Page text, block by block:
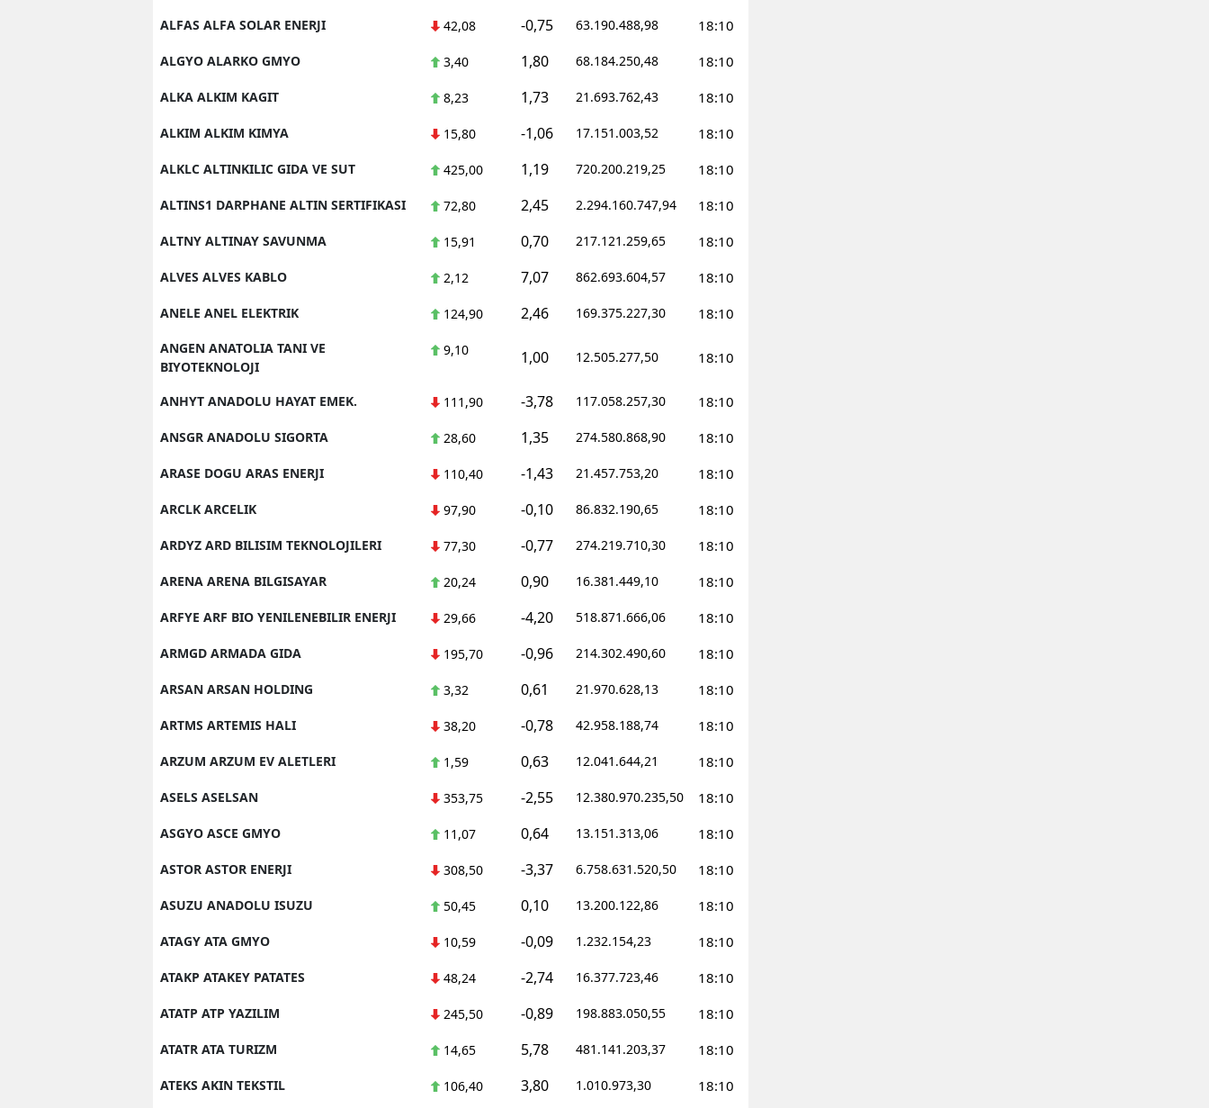
ALFAS ALFA SOLAR ENERJI 42,08 -0,75 63.190.488,98 18:10
ALGYO ALARKO GMYO 3,40 1,80 68.184.250,48 18:10
ALKA ALKIM KAGIT 8,23 1,73 21.693.762,43 18:10
ALKIM ALKIM KIMYA 15,80 -1,06 17.151.003,52 18:10
ALKLC ALTINKILIC GIDA VE SUT 425,00 1,19 720.200.219,25 18:10
ALTINS1 DARPHANE ALTIN SERTIFIKASI 72,80 2,45 2.294.160.747,94 18:10
ALTNY ALTINAY SAVUNMA 15,91 0,70 217.121.259,65 18:10
ALVES ALVES KABLO 2,12 7,07 862.693.604,57 18:10
ANELE ANEL ELEKTRIK 124,90 2,46 169.375.227,30 18:10
ANGEN ANATOLIA TANI VE
BIYOTEKNOLOJI
9,10 1,00 12.505.277,50 18:10
ANHYT ANADOLU HAYAT EMEK. 111,90 -3,78 117.058.257,30 18:10
ANSGR ANADOLU SIGORTA 28,60 1,35 274.580.868,90 18:10
ARASE DOGU ARAS ENERJI 110,40 -1,43 21.457.753,20 18:10
ARCLK ARCELIK 97,90 -0,10 86.832.190,65 18:10
ARDYZ ARD BILISIM TEKNOLOJILERI 77,30 -0,77 274.219.710,30 18:10
ARENA ARENA BILGISAYAR 20,24 0,90 16.381.449,10 18:10
ARFYE ARF BIO YENILENEBILIR ENERJI 29,66 -4,20 518.871.666,06 18:10
ARMGD ARMADA GIDA 195,70 -0,96 214.302.490,60 18:10
ARSAN ARSAN HOLDING 3,32 0,61 21.970.628,13 18:10
ARTMS ARTEMIS HALI 38,20 -0,78 42.958.188,74 18:10
ARZUM ARZUM EV ALETLERI 1,59 0,63 12.041.644,21 18:10
ASELS ASELSAN 353,75 -2,55 12.380.970.235,50 18:10
ASGYO ASCE GMYO 11,07 0,64 13.151.313,06 18:10
ASTOR ASTOR ENERJI 308,50 -3,37 6.758.631.520,50 18:10
ASUZU ANADOLU ISUZU 50,45 0,10 13.200.122,86 18:10
ATAGY ATA GMYO 10,59 -0,09 1.232.154,23 18:10
ATAKP ATAKEY PATATES 48,24 -2,74 16.377.723,46 18:10
ATATP ATP YAZILIM 245,50 -0,89 198.883.050,55 18:10
ATATR ATA TURIZM 14,65 5,78 481.141.203,37 18:10
ATEKS AKIN TEKSTIL 106,40 3,80 1.010.973,30 18:10